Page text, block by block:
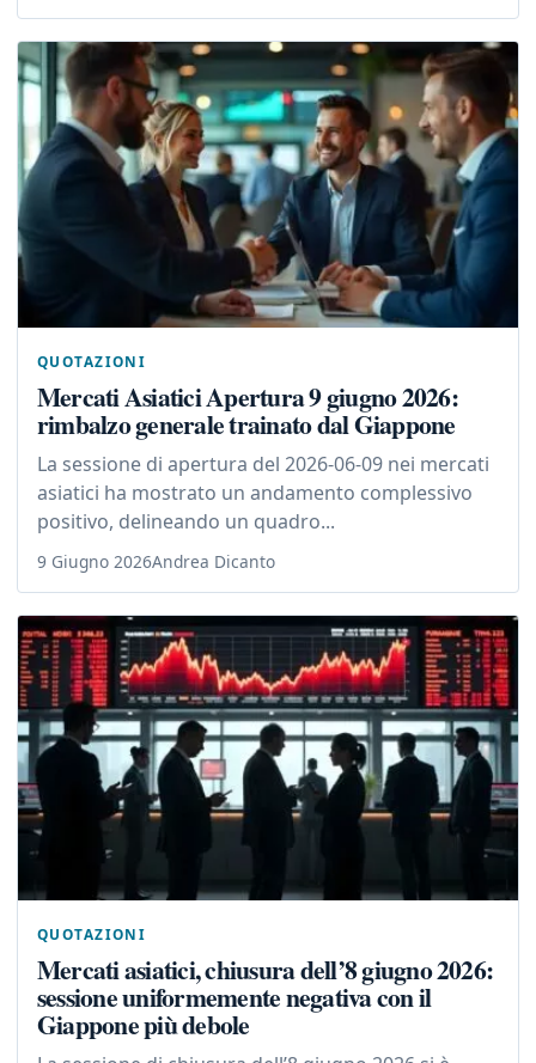
QUOTAZIONI
Mercati Asiatici Apertura 9 giugno 2026:
rimbalzo generale trainato dal Giappone
La sessione di apertura del 2026-06-09 nei mercati
asiatici ha mostrato un andamento complessivo
positivo, delineando un quadro...
9 Giugno 2026Andrea Dicanto
QUOTAZIONI
Mercati asiatici, chiusura dell’8 giugno 2026:
sessione uniformemente negativa con il
Giappone più debole